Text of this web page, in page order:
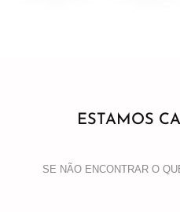
ESTAMOS
SE NÃO ENCONTRAR O